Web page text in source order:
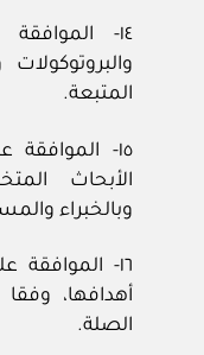
١٤-
المتبعة.
١٥- الموافقة
الأبحاث
وبالخبراء
١٦- الموافقة
أهدافها،
الصلة.